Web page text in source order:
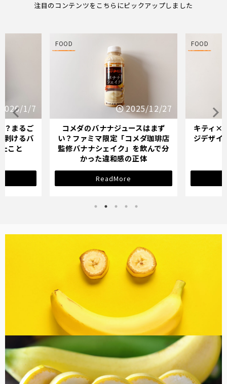
注目のコンテンツをこちらにピックアップしました
2026/1/7
？まるご
剥けるバ
こと
FOOD
2025/12/27
コメダのバナナジュースはまず
い？ファミマ限定「コメダ珈琲店
監修バナナシェイク」を飲んで分
かった違和感の正体
ReadMore
FOOD
キティ×
ジデザイ
コラム